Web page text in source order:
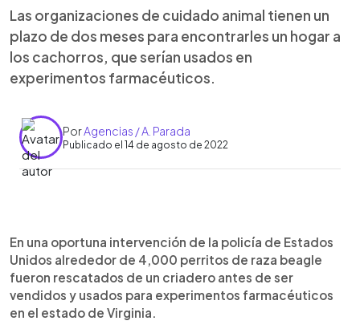
Las organizaciones de cuidado animal tienen un
plazo de dos meses para encontrarles un hogar a
los cachorros, que serían usados en
experimentos farmacéuticos.
PorAgencias / A. Parada
Publicado el 14 de agosto de 2022
Escuchar artículo
En una oportuna intervención de la policía de Estados
Unidos alrededor de 4,000 perritos de raza beagle
fueron rescatados de un criadero antes de ser
vendidos y usados para experimentos farmacéuticos
en el estado de Virginia.